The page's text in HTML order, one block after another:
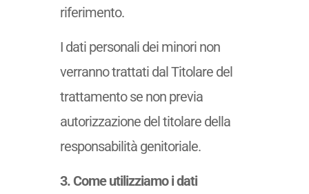
riferimento.
I dati personali dei minori non
verranno trattati dal Titolare del
trattamento se non previa
autorizzazione del titolare della
responsabilità genitoriale.
3. Come utilizziamo i dati